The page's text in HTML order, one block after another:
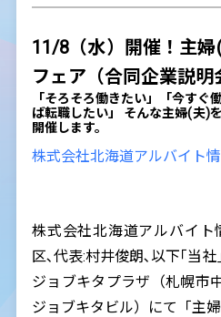
11/8（水）開催！主
フェア（合同企業説明
「そろそろ働きたい」「今すぐ
ば転職したい」 そんな主婦(夫)
開催します。
株式会社北海道アルバイト
株式会社北海道アルバイト
区､代表:村井俊朗､以下｢当
ジョブキタプラザ（札幌市
ジョブキタビル）にて「主